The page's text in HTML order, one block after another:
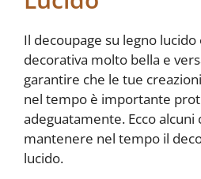
Il decoupage su legno lucido
decorativa molto bella e
garantire che le tue
nel tempo è importante
adeguatamente. Ecco alcuni
mantenere nel tempo il
lucido.